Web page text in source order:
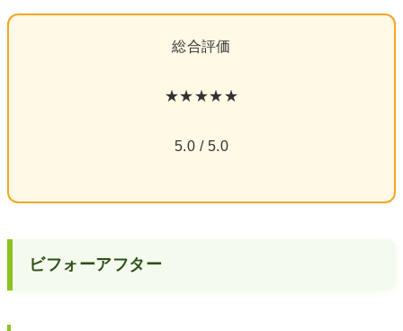
総合評価
★★★★★
5.0 / 5.0
ビフォーアフター